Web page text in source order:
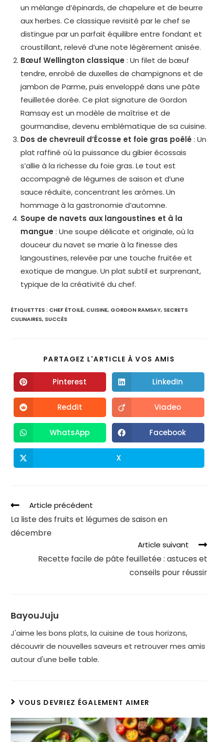
un mélange d’épinards, de chapelure et de beurre
aux herbes. Ce classique revisité par le chef se
distingue par un parfait équilibre entre fondant et
croustillant, relevé d’une note légèrement anisée.
Bœuf Wellington classique : Un filet de bœuf
tendre, enrobé de duxelles de champignons et de
jambon de Parme, puis enveloppé dans une pâte
feuilletée dorée. Ce plat signature de Gordon
Ramsay est un modèle de maîtrise et de
gourmandise, devenu emblématique de sa cuisine.
Dos de chevreuil d’Écosse et foie gras poêlé : Un
plat raffiné où la puissance du gibier écossais
s’allie à la richesse du foie gras. Le tout est
accompagné de légumes de saison et d’une
sauce réduite, concentrant les arômes. Un
hommage à la gastronomie d’automne.
Soupe de navets aux langoustines et à la
mangue : Une soupe délicate et originale, où la
douceur du navet se marie à la finesse des
langoustines, relevée par une touche fruitée et
exotique de mangue. Un plat subtil et surprenant,
typique de la créativité du chef.
ÉTIQUETTES : CHEF ÉTOILÉ, CUISINE, GORDON RAMSAY, SECRETS
CULINAIRES, SUCCÈS
PARTAGEZ L'ARTICLE À VOS AMIS
Pinterest LinkedIn
Reddit Viadeo
WhatsApp Facebook
X
Article précédent
La liste des fruits et légumes de saison en
décembre
Article suivant
Recette facile de pâte feuilletée : astuces et
conseils pour réussir
BayouJuju
J'aime les bons plats, la cuisine de tous horizons,
découvrir de nouvelles saveurs et retrouver mes amis
autour d'une belle table.
VOUS DEVRIEZ ÉGALEMENT AIMER